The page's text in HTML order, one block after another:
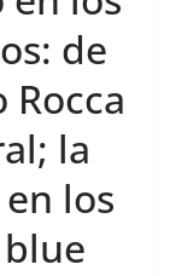
de
Rocca
la
los